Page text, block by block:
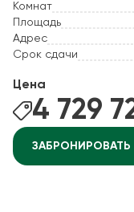
Комнат
Площадь
Адрес
Срок сдачи
Цена
4 729
ЗАБРОНИРОВАТЬ